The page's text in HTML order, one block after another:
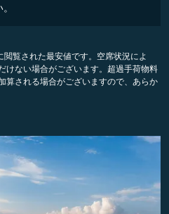
覧された最安値です。空席状況によ
けない場合がございます。超過手荷物料
算される場合がございますので、あらか